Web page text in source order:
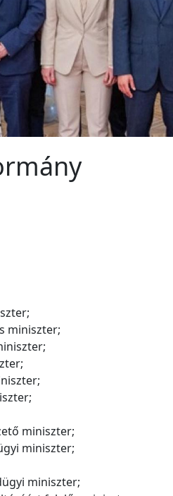
miniszter;
miniszter;
miniszter;
miniszter;